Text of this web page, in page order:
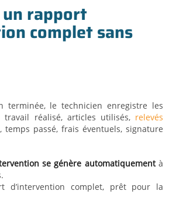
rapport
complet sans
terminée, le technicien enregistre les
travail réalisé, articles utilisés, relevés
temps passé, frais éventuels, signature
se génère automatiquementà
d’intervention complet, prêt pour la